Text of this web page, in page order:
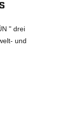
" drei
und